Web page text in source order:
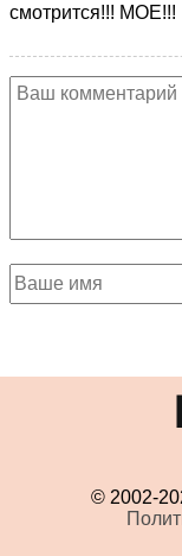
смотрится!!! МОЕ!!!
© 2002-